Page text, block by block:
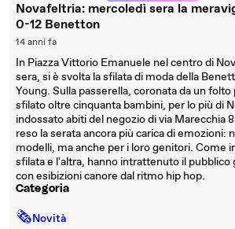
Novafeltria: mercoledì sera la
0-12 Benetton
14 anni fa
In Piazza Vittorio Emanuele nel centro di
sera, si è svolta la sfilata di moda della
Young. Sulla passerella, coronata da un
sfilato oltre cinquanta bambini, per lo più di
indossato abiti del negozio di via Marecchia
reso la serata ancora più carica di emozioni:
modelli, ma anche per i loro genitori. Come
sfilata e l'altra, hanno intrattenuto il pubblico
con esibizioni canore dal ritmo hip hop.
Categoria
🗞Novità